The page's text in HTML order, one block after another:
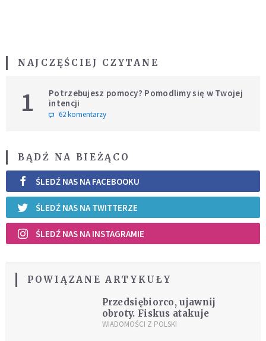
NAJCZĘŚCIEJ CZYTANE
1
Potrzebujesz pomocy? Pomodlimy się w Twojej
intencji
62 komentarzy
BĄDŹ NA BIEŻĄCO
ŚLEDŹ NAS NA FACEBOOKU
ŚLEDŹ NAS NA TWITTERZE
ŚLEDŹ NAS NA INSTAGRAMIE
POWIĄZANE ARTYKUŁY
Przedsiębiorco, ujawnij
obroty. Fiskus atakuje
WIADOMOŚCI Z POLSKI